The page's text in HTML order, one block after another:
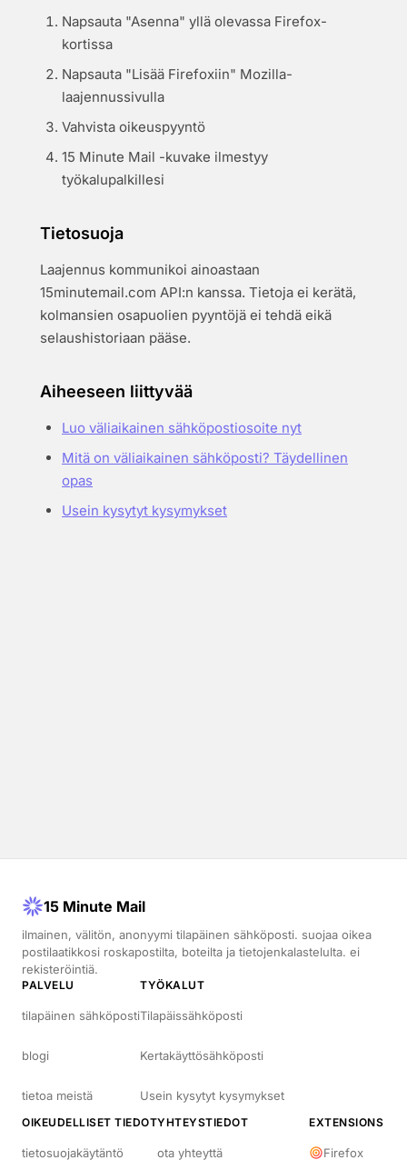
Napsauta "Asenna" yllä olevassa Firefox-
kortissa
Napsauta "Lisää Firefoxiin" Mozilla-
laajennussivulla
Vahvista oikeuspyyntö
15 Minute Mail -kuvake ilmestyy
työkalupalkillesi
Tietosuoja
Laajennus kommunikoi ainoastaan
15minutemail.com API:n kanssa. Tietoja ei kerätä,
kolmansien osapuolien pyyntöjä ei tehdä eikä
selaushistoriaan pääse.
Aiheeseen liittyvää
Luo väliaikainen sähköpostiosoite nyt
Mitä on väliaikainen sähköposti? Täydellinen
opas
Usein kysytyt kysymykset
15 Minute Mail
ilmainen, välitön, anonyymi tilapäinen sähköposti. suojaa oikea
postilaatikkosi roskapostilta, boteilta ja tietojenkalastelulta. ei
rekisteröintiä.
PALVELU
tilapäinen sähköposti
blogi
tietoa meistä
TYÖKALUT
Tilapäissähköposti
Kertakäyttösähköposti
Usein kysytyt kysymykset
OIKEUDELLISET TIEDOT
tietosuojakäytäntö
YHTEYSTIEDOT
ota yhteyttä
EXTENSIONS
Firefox